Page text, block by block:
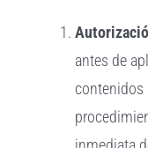
antes de
contenidos